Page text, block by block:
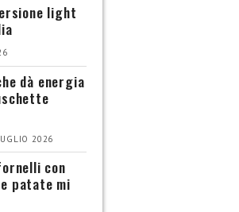
light
dà energia
2026
con
patate mi